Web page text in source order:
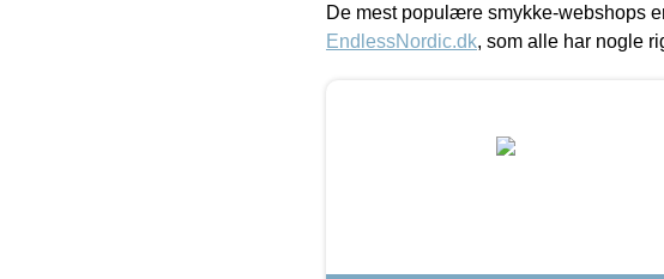
De mest populære smykke-webshops
EndlessNordic.dk, som alle har nogle